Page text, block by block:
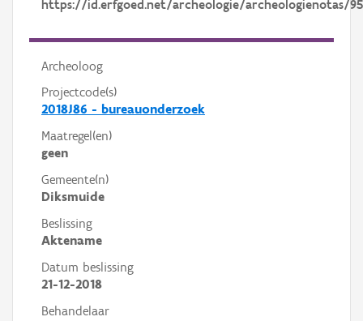
https://id.erfgoed.net/archeologie/archeologienotas/
Archeoloog
Projectcode(s)
2018J86 - bureauonderzoek
Maatregel(en)
geen
Gemeente(n)
Diksmuide
Beslissing
Aktename
Datum beslissing
21-12-2018
Behandelaar